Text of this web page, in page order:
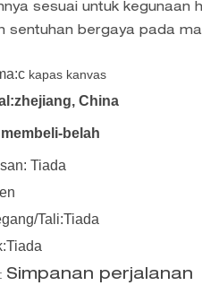
sesuai untuk kegunaan
sentuhan bergaya pada
kapas kanvas
China
belah
Tiada
Tali:Tiada
Simpanan perjalanan